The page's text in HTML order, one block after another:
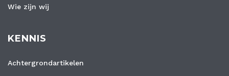
Wie zijn wij
KENNIS
Achtergrondartikelen